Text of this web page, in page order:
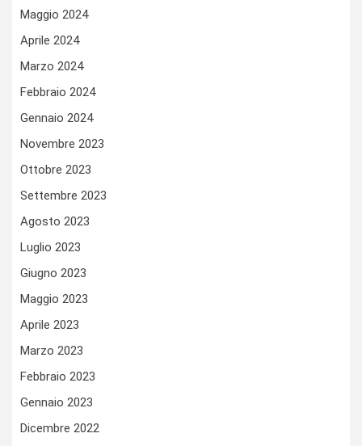
Maggio 2024
Aprile 2024
Marzo 2024
Febbraio 2024
Gennaio 2024
Novembre 2023
Ottobre 2023
Settembre 2023
Agosto 2023
Luglio 2023
Giugno 2023
Maggio 2023
Aprile 2023
Marzo 2023
Febbraio 2023
Gennaio 2023
Dicembre 2022